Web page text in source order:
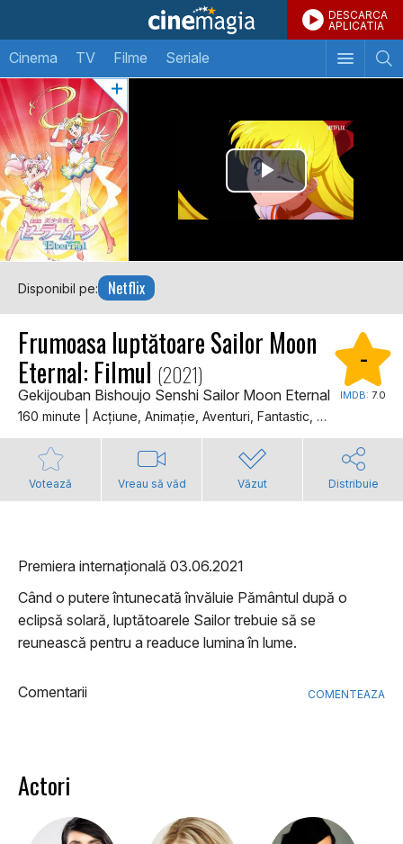
DESCARCA
APLICATIA
Cinema TV Filme Seriale
Disponibil pe: Netflix
Frumoasa luptătoare Sailor Moon
Eternal: Filmul (2021)
Gekijouban Bishoujo Senshi Sailor Moon Eternal
160 minute | Acţiune, Animaţie, Aventuri, Fantastic, Romantic, Dragoste
-
IMDB: 7.0
Votează Vreau să văd Văzut Distribuie
Premiera internațională 03.06.2021
Când o putere întunecată învăluie Pământul după o
eclipsă solară, luptătoarele Sailor trebuie să se
reunească pentru a readuce lumina în lume.
Comentarii COMENTEAZA
Actori